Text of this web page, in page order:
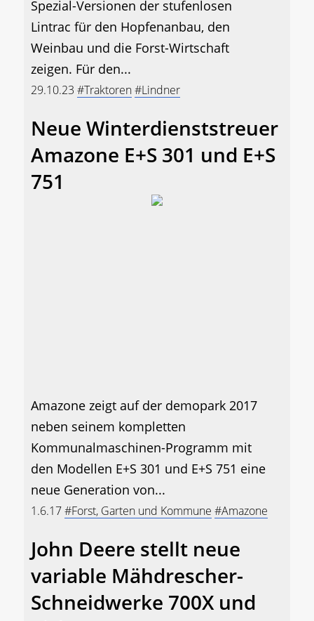
Spezial-Versionen der stufenlosen
Lintrac für den Hopfenanbau, den
Weinbau und die Forst-Wirtschaft
zeigen. Für den...
29.10.23 #Traktoren#Lindner
Neue Winterdienststreuer
Amazone E+S 301 und E+S
751
Amazone zeigt auf der demopark 2017
neben seinem kompletten
Kommunalmaschinen-Programm mit
den Modellen E+S 301 und E+S 751 eine
neue Generation von...
1.6.17#Forst, Garten und Kommune #Amazone
John Deere stellt neue
variable Mähdrescher-
Schneidwerke 700X und